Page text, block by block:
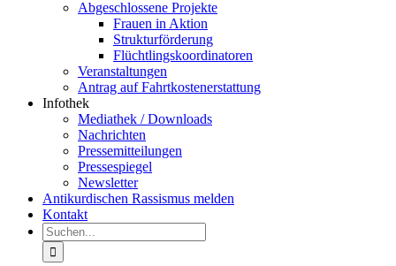
Abgeschlossene Projekte
Frauen in Aktion
Strukturförderung
Flüchtlingskoordinatoren
Veranstaltungen
Antrag auf Fahrtkostenerstattung
Infothek
Mediathek / Downloads
Nachrichten
Pressemitteilungen
Pressespiegel
Newsletter
Antikurdischen Rassismus melden
Kontakt
Suche
nach: